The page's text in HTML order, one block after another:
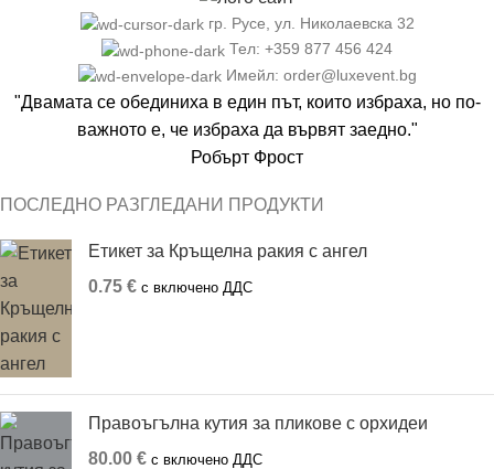
гр. Русе, ул. Николаевска 32
Тел: +359 877 456 424
Имейл: order@luxevent.bg
"Двамата се обединиха в един път, които избраха, но по-
важното е, че избраха да вървят заедно."
Робърт Фрост
ПОСЛЕДНО РАЗГЛЕДАНИ ПРОДУКТИ
Етикет за Кръщелна ракия с ангел
0.75 € с включено ДДС
Правоъгълна кутия за пликове с орхидеи
80.00 € с включено ДДС